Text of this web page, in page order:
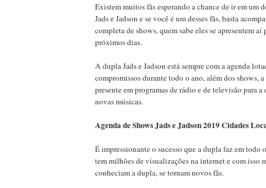
Existem muitos fãs esperando a chance de ir em um
Jads e Jadson e se você é um desses fãs, basta
completa de shows, quem sabe eles se apresentem
próximos dias.
A dupla Jads e Jadson está sempre com a agenda
compromissos durante todo o ano, além dos shows,
presente em programas de rádio e de televisão para
novas músicas.
Agenda de Shows Jads e Jadson 2019 Cidades
É impressionante o sucesso que a dupla faz em todo
tem milhões de visualizações na internet e com isso
conheciam a dupla, se tornam novos fãs.